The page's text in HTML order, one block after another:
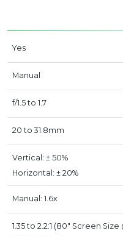
Yes
Manual
f/1.5 to 1.7
20 to 31.8mm
Vertical: ± 50%
Horizontal: ± 20%
Manual: 1.6x
1.35 to 2.2:1 (80" Screen Size